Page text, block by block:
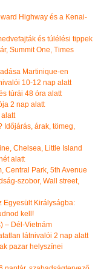
Highway és a Kenai-
és túlélési tippek
Summit One, Times
Martinique-en
10-12 nap alatt
túrái 48 óra alatt
2 nap alatt
árak, tömeg,
Chelsea, Little Island
alatt
Central Park, 5th Avenue
szobor, Wall street,
Egyesült Királyságba:
kell!
– Dél-Vietnám
látnivalói 2 nap alatt
pazar helyszínei